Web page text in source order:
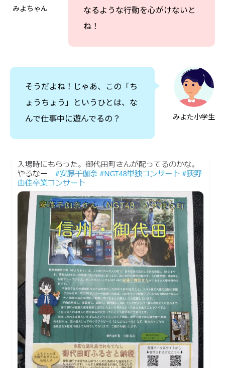
みよちゃん
なるような行動を心がけないと
ね！
みよた小学生
そうだよね！じゃあ、この「ち
ょうちょう」というひとは、な
んで仕事中に遊んでるの？